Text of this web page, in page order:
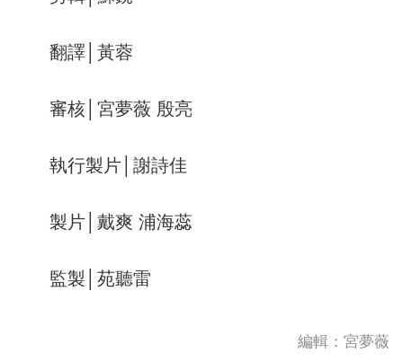
翻譯│黃蓉
審核│宮夢薇 殷亮
執行製片│謝詩佳
製片│戴爽 浦海蕊
監製│苑聽雷
編輯：宮夢薇